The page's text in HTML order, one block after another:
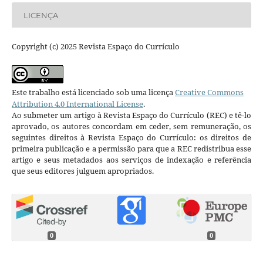
LICENÇA
Copyright (c) 2025 Revista Espaço do Currículo
Este trabalho está licenciado sob uma licençaCreative Commons
Attribution 4.0 International License.
Ao submeter um artigo à Revista Espaço do Currículo (REC) e tê-lo
aprovado, os autores concordam em ceder, sem remuneração, os
seguintes direitos à Revista Espaço do Currículo: os direitos de
primeira publicação e a permissão para que a REC redistribua esse
artigo e seus metadados aos serviços de indexação e referência
que seus editores julguem apropriados.
0 0